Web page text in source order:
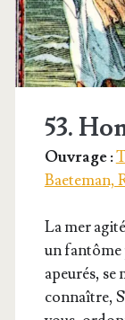
53.
Ouvrage :
Baeteman,
La mer
un fan­tôme
apeu­rés, se
connaître,